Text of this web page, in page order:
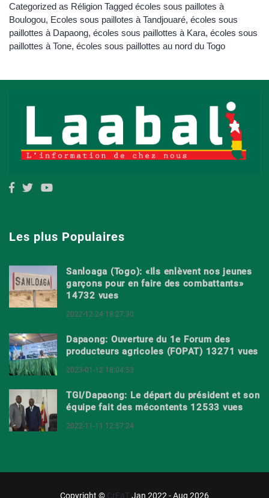
Categorized as Réligion Tagged écoles sous paillotes à
Boulogou, Ecoles sous paillotes à Tandjouaré, écoles sous
paillottes à Dapaong, écoles sous paillottes à Kara, écoles sous
paillottes à Tone, écoles sous paillottes au nord du Togo
Les plus Populaires
Sanloaga (Togo): «Ils enlèvent nos jeunes
garçons pour en faire des combattants»
14732 vues
2022-12-24 18:27:30
Dapaong: Ouverture du 1e Forum des
producteurs agricoles (FOPAT) 13271 vues
2023-01-12 18:04:53
TGI/Dapaong: Le départ du président et son
équipe fait des mécontents 12533 vues
2022-11-11 12:57:24
Copyright © CrEaTJan 2022 - Aug 2026